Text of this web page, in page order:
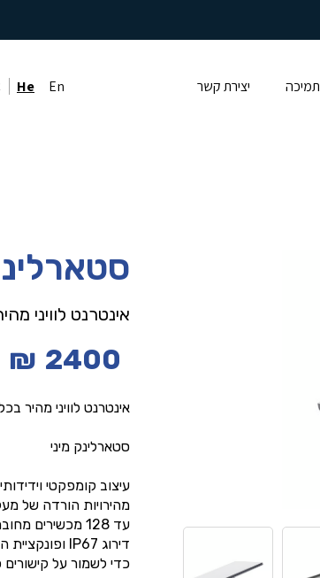
תמיכה יצירת קשר En
He
אינטרנט לוויני
2400
₪
אינטרנט לוויני מהיר
סטארלינק מיני
עיצוב קומפקטי וידידותי
מהירויות הורדה של מעל 100 מגה-ביט לשנייה לשיחות וידאו
עד 128 מכשירים מחוברים.
כדי לשמור על קישורים